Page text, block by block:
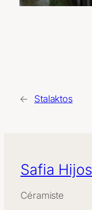
←
Stalaktos
Safia Hijos
Céramiste